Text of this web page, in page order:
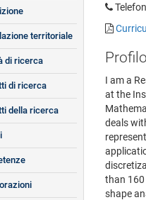
Profilo
I am a
at the
deals
than 160
shape
territoriale
di ricerca
di ricerca
della ricerca